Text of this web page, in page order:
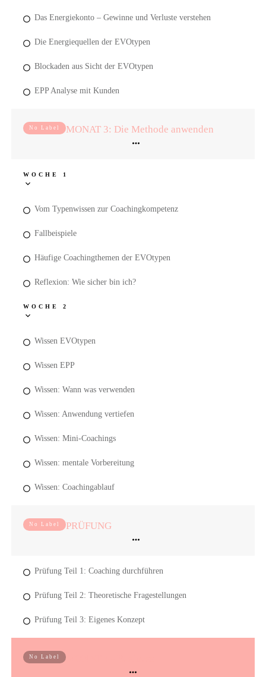
Das Energiekonto – Gewinne und Verluste verstehen
Die Energiequellen der EVOtypen
Blockaden aus Sicht der EVOtypen
EPP Analyse mit Kunden
No Label MONAT 3: Die Methode anwenden
WOCHE 1
Vom Typenwissen zur Coachingkompetenz
Fallbeispiele
Häufige Coachingthemen der EVOtypen
Reflexion: Wie sicher bin ich?
WOCHE 2
Wissen EVOtypen
Wissen EPP
Wissen: Wann was verwenden
Wissen: Anwendung vertiefen
Wissen: Mini-Coachings
Wissen: mentale Vorbereitung
Wissen: Coachingablauf
No Label PRÜFUNG
Prüfung Teil 1: Coaching durchführen
Prüfung Teil 2: Theoretische Fragestellungen
Prüfung Teil 3: Eigenes Konzept
No Label